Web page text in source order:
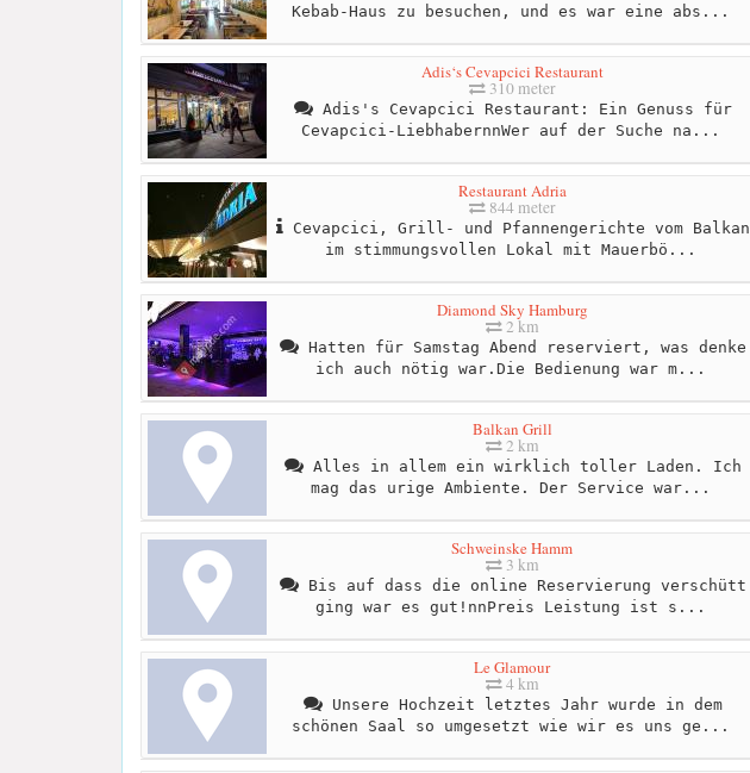
Kebab-Haus zu besuchen, und es war eine abs...
Adis‘s Cevapcici Restaurant
310 meter
Adis's Cevapcici Restaurant: Ein Genuss für
Cevapcici-LiebhabernnWer auf der Suche na...
Restaurant Adria
844 meter
Cevapcici, Grill- und Pfannengerichte vom Balkan
im stimmungsvollen Lokal mit Mauerbö...
Diamond Sky Hamburg
2 km
Hatten für Samstag Abend reserviert, was denke
ich auch nötig war.Die Bedienung war m...
Balkan Grill
2 km
Alles in allem ein wirklich toller Laden. Ich
mag das urige Ambiente. Der Service war...
Schweinske Hamm
3 km
Bis auf dass die online Reservierung verschütt
ging war es gut!nnPreis Leistung ist s...
Le Glamour
4 km
Unsere Hochzeit letztes Jahr wurde in dem
schönen Saal so umgesetzt wie wir es uns ge...